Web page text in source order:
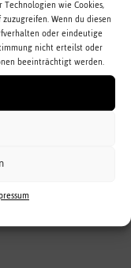
wie Cookies,
Wenn du diesen
oder eindeutige
nicht erteilst oder
beeinträchtigt werden.
Paid